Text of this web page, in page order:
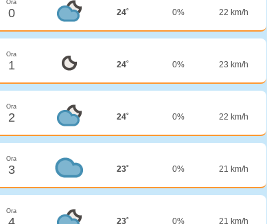
Ora
0 24˚ 0% 22 km/h
Ora
1 24˚ 0% 23 km/h
Ora
2 24˚ 0% 22 km/h
Ora
3 23˚ 0% 21 km/h
Ora
23˚ 0% 21 km/h